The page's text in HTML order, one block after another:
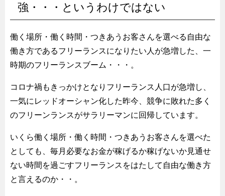
強・・・というわけではない
働く場所・働く時間・つきあうお客さんを選べる自由な
働き方であるフリーランスになりたい人が急増した、一
時期のフリーランスブーム・・・。
コロナ禍もきっかけとなりフリーランス人口が急増し、
一気にレッドオーシャン化した昨今、競争に敗れた多く
のフリーンランスがサラリーマンに回帰しています。
いくら働く場所・働く時間・つきあうお客さんを選べた
としても、毎月必要なお金が稼げるか稼げないか見通せ
ない時間を過ごすフリーランスをはたして自由な働き方
と言えるのか・・。